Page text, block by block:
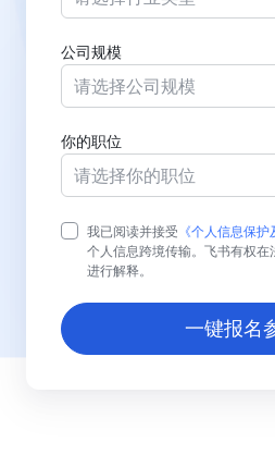
公司规模
请选择公司规模
你的职位
请选择你的职位
我已阅读并接受 《个人信息保护
个人信息跨境传输。飞书有权在
进行解释。
一键报名